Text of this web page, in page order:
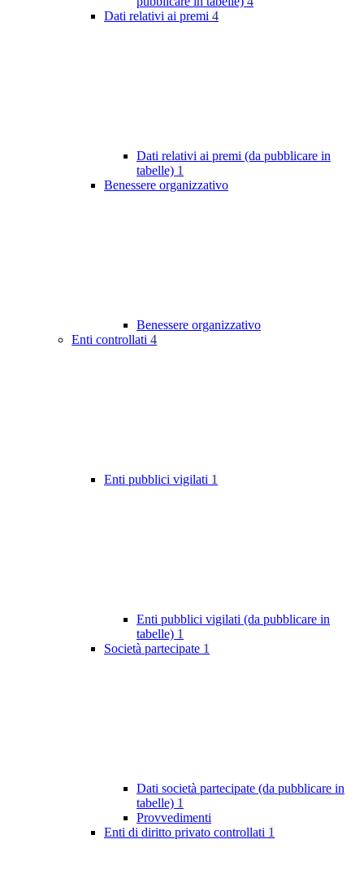
Dati relativi ai premi 4
Dati relativi ai premi (da pubblicare in
tabelle) 1
Benessere organizzativo
Benessere organizzativo
Enti controllati 4
Enti pubblici vigilati 1
Enti pubblici vigilati (da pubblicare in
tabelle) 1
Società partecipate 1
Dati società partecipate (da pubblicare in
tabelle) 1
Provvedimenti
Enti di diritto privato controllati 1